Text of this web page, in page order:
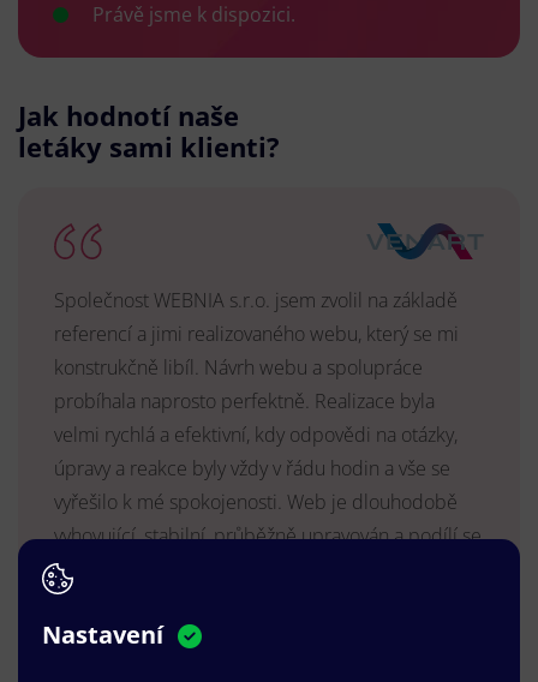
Právě jsme k dispozici.
Jak hodnotí naše
letáky sami klienti?
Společnost WEBNIA s.r.o. jsem zvolil na základě
referencí a jimi realizovaného webu, který se mi
konstrukčně libíl. Návrh webu a spolupráce
probíhala naprosto perfektně. Realizace byla
velmi rychlá a efektivní, kdy odpovědi na otázky,
úpravy a reakce byly vždy v řádu hodin a vše se
vyřešilo k mé spokojenosti. Web je dlouhodobě
vyhovující, stabilní, průběžně upravován a podílí se
na pozitivním vnímání naší značky.
MUDr. Radek Vyšohlíd
VENART s.r.o.
Nastavení